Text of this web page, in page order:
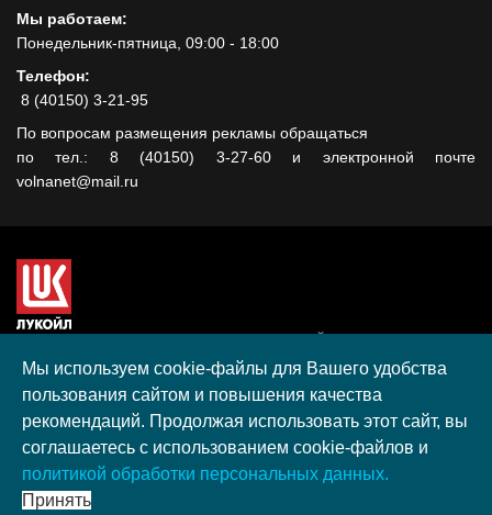
Мы работаем:
Понедельник-пятница, 09:00 - 18:00
Телефон:
8 (40150) 3-21-95
По вопросам размещения рекламы обращаться
по тел.: 8 (40150) 3-27-60 и электронной почте
volnanet@mail.ru
гранта, полученного в рамках XIII Конкурса социальных и
культурных проектов ПАО "ЛУКОЙЛ" на территории
Калининградской области в 2020 году
Согласие на обработку персональных данных
Разработка, поддержка и продвижение S-Media group
© 2026 МАУ «Редакция общественно-политической газеты
Мы используем cookie-файлы для Вашего удобства
пользования сайтом и повышения качества
рекомендаций. Продолжая использовать этот сайт, вы
соглашаетесь с использованием cookie-файлов и
политикой обработки персональных данных.
Принять